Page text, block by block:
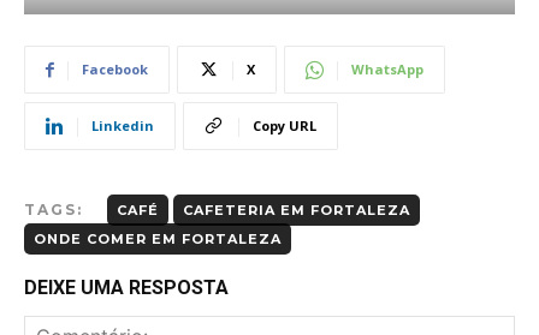
Facebook X WhatsApp
Linkedin Copy URL
TAGS: CAFÉ
CAFETERIA EM FORTALEZA
ONDE COMER EM FORTALEZA
DEIXE UMA RESPOSTA